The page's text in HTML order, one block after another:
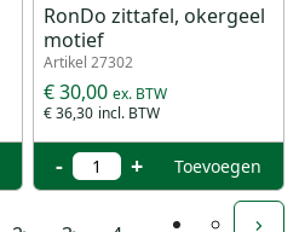
RonDo zittafel, okergeel
motief
Artikel 27302
€ 36,30
€ 30,00
- + Toevoegen